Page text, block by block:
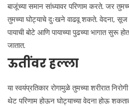
बाजूंच्या समान सांध्यावर परिणाम करते. जर
तुमच्या घोट्याचे दुःखने वाढवू शकते. वेदना,
पायाची बोटे आणि पायाच्या पुढच्या भागात सुरू
जातात.
ऊतींवर हल्ला
या स्वयंप्रतिकार रोगामुळे तुमच्या शरीरात
थेट परिणाम होऊन घोट्याच्या वेदना होऊ